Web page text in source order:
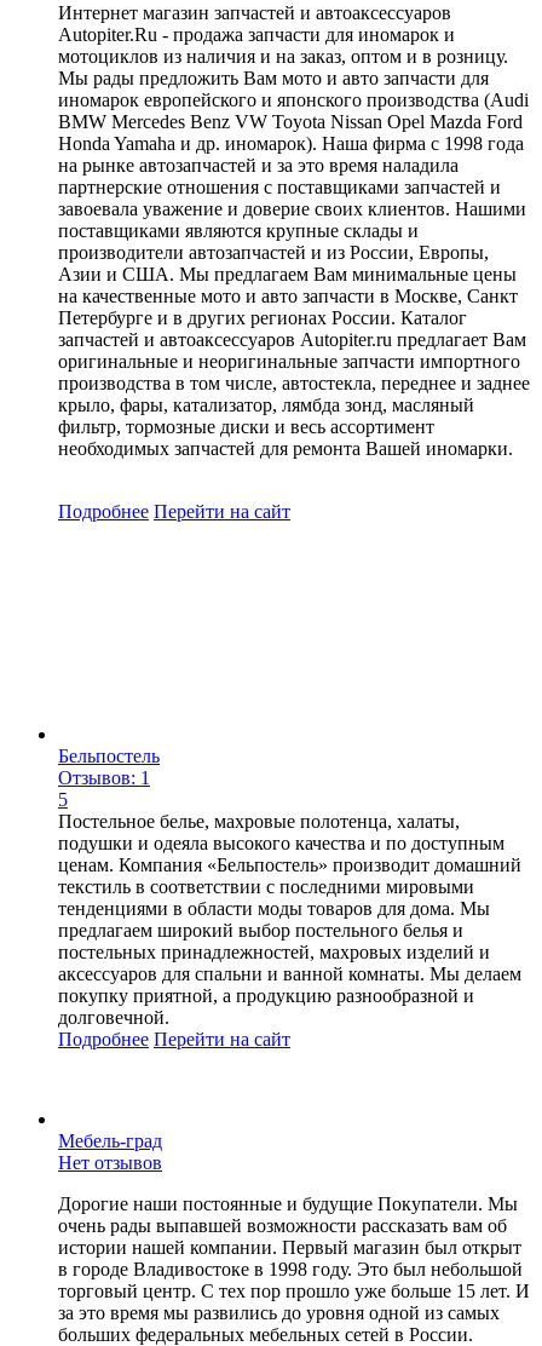
Интернет магазин запчастей и автоаксессуаров
Autopiter.Ru - продажа запчасти для иномарок и
мотоциклов из наличия и на заказ, оптом и в розницу.
Мы рады предложить Вам мото и авто запчасти для
иномарок европейского и японского производства (Audi
BMW Mercedes Benz VW Toyota Nissan Opel Mazda Ford
Honda Yamaha и др. иномарок). Наша фирма с 1998 года
на рынке автозапчастей и за это время наладила
партнерские отношения с поставщиками запчастей и
завоевала уважение и доверие своих клиентов. Нашими
поставщиками являются крупные склады и
производители автозапчастей и из России, Европы,
Азии и США. Мы предлагаем Вам минимальные цены
на качественные мото и авто запчасти в Москве, Санкт
Петербурге и в других регионах России. Каталог
запчастей и автоаксессуаров Autopiter.ru предлагает Вам
оригинальные и неоригинальные запчасти импортного
производства в том числе, автостекла, переднее и заднее
крыло, фары, катализатор, лямбда зонд, масляный
фильтр, тормозные диски и весь ассортимент
необходимых запчастей для ремонта Вашей иномарки.
Подробнее Перейти на сайт
Бельпостель
Отзывов: 1
5
Постельное белье, махровые полотенца, халаты,
подушки и одеяла высокого качества и по доступным
ценам. Компания «Бельпостель» производит домашний
текстиль в соответствии с последними мировыми
тенденциями в области моды товаров для дома. Мы
предлагаем широкий выбор постельного белья и
постельных принадлежностей, махровых изделий и
аксессуаров для спальни и ванной комнаты. Мы делаем
покупку приятной, а продукцию разнообразной и
долговечной.
Подробнее Перейти на сайт
Мебель-град
Нет отзывов
Дорогие наши постоянные и будущие Покупатели. Мы
очень рады выпавшей возможности рассказать вам об
истории нашей компании. Первый магазин был открыт
в городе Владивостоке в 1998 году. Это был небольшой
торговый центр. С тех пор прошло уже больше 15 лет. И
за это время мы развились до уровня одной из самых
больших федеральных мебельных сетей в России.